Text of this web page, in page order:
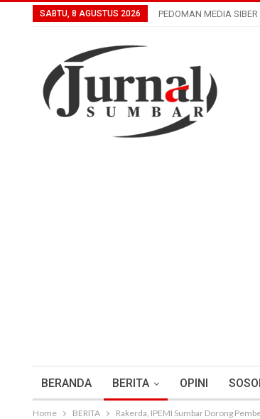
SABTU, 8 AGUSTUS 2026 PEDOMAN MEDIA SIBER
BERANDA BERITA OPINI
Home BERITA Rakerda, IPEMI Sumbar Dorong